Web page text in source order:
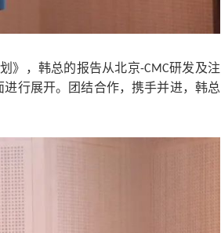
》，韩总的报告从北京-CMC研发及注
行展开。团结合作，携手并进，韩总